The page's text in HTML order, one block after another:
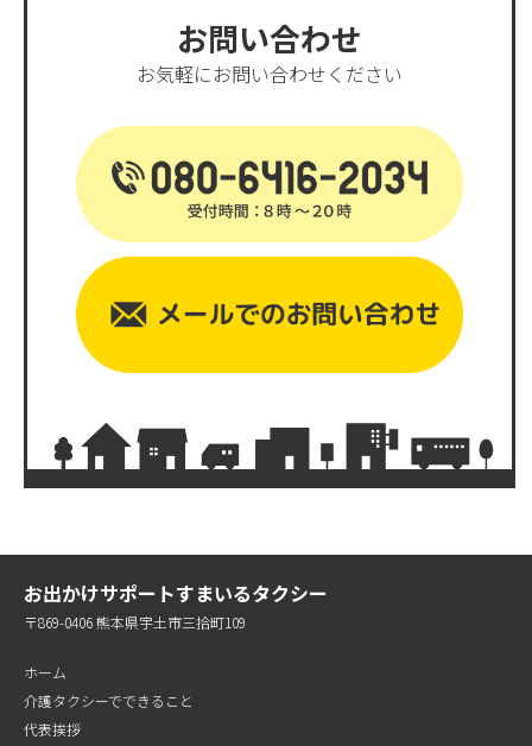
お問い合わせ
お気軽にお問い合わせください
お出かけサポートすまいるタクシー
〒869-0406 熊本県宇土市三拾町109
ホーム
介護タクシーでできること
代表挨拶